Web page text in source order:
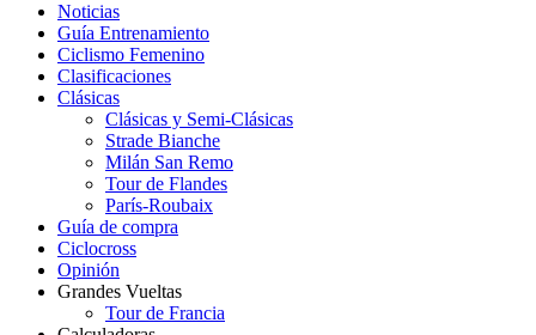
Noticias
Guía Entrenamiento
Ciclismo Femenino
Clasificaciones
Clásicas
Clásicas y Semi-Clásicas
Strade Bianche
Milán San Remo
Tour de Flandes
París-Roubaix
Guía de compra
Ciclocross
Opinión
Grandes Vueltas
Tour de Francia